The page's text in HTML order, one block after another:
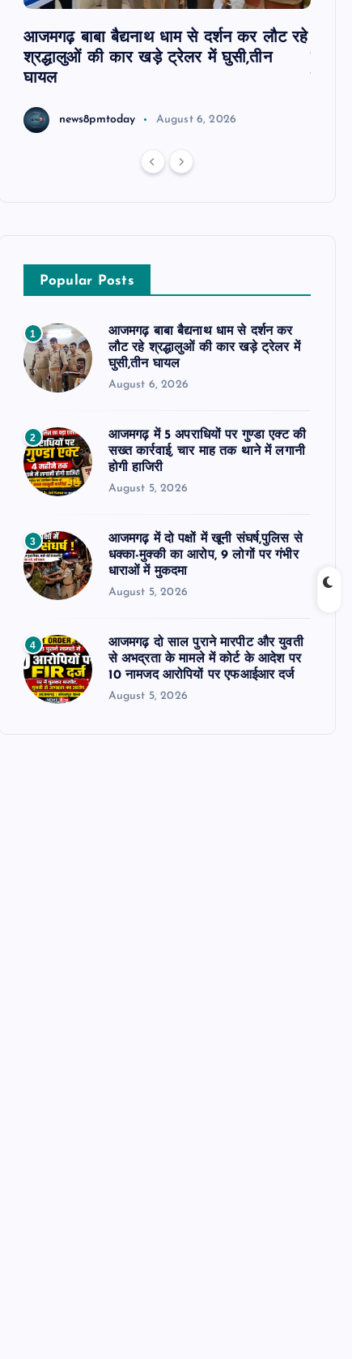
आजमगढ़ बाबा बैद्यनाथ धाम से दर्शन कर लौट रहे
श्रद्धालुओं की कार खड़े ट्रेलर में घुसी,तीन
घायल
news8pmtoday August 6, 2026
हाजिरी
Popular Posts
1
आजमगढ़ बाबा बैद्यनाथ धाम से दर्शन कर
लौट रहे श्रद्धालुओं की कार खड़े ट्रेलर में
घुसी,तीन घायल
August 6, 2026
2
आजमगढ़ में 5 अपराधियों पर गुण्डा एक्ट की
सख्त कार्रवाई, चार माह तक थाने में लगानी
होगी हाजिरी
August 5, 2026
3
आजमगढ़ में दो पक्षों में खूनी संघर्ष,पुलिस से
धक्का-मुक्की का आरोप, 9 लोगों पर गंभीर
धाराओं में मुकदमा
August 5, 2026
4
आजमगढ़ दो साल पुराने मारपीट और युवती
से अभद्रता के मामले में कोर्ट के आदेश पर
10 नामजद आरोपियों पर एफआईआर दर्ज
August 5, 2026